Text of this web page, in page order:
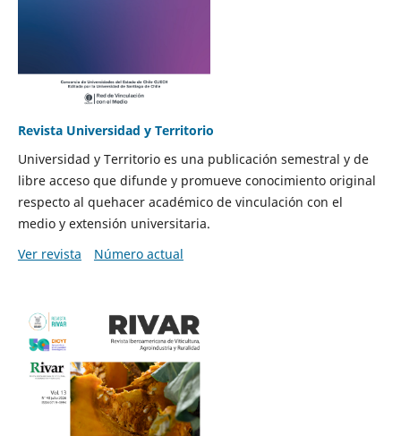
Revista Universidad y Territorio
Universidad y Territorio es una publicación semestral y de
libre acceso que difunde y promueve conocimiento original
respecto al quehacer académico de vinculación con el
medio y extensión universitaria.
Ver revista
Número actual